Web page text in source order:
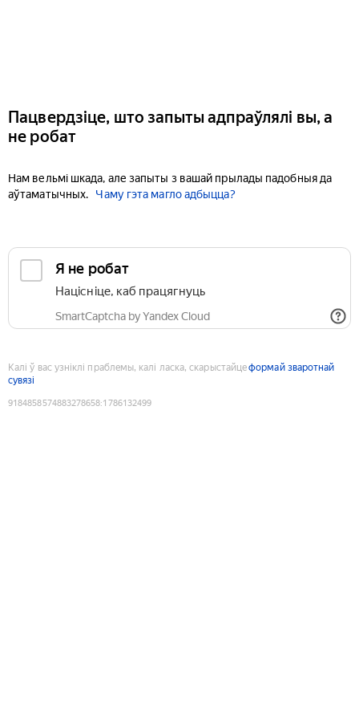
Пацвердзіце, што запыты адпраўлялі вы, а
не робат
Нам вельмі шкада, але запыты з вашай прылады падобныя да
аўтаматычных.
Чаму гэта магло адбыцца?
Я не робат
Націсніце, каб працягнуць
SmartCaptcha by Yandex Cloud
Калі ў вас узніклі праблемы, калі ласка, скарыстайцеформай зваротнай
сувязі
9184858574883278658:1786132499